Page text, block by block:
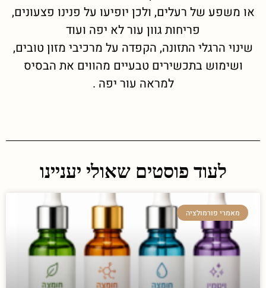
או משפע של רעלים, ולכן יופיעו על פנינו פצעונים,
פריחות גוון עור לא יפה ועוד
שינוי הרגלי התזונה, הקפדה על מרכיבי מזון טובים,
ושימוש בתכשירים טבעיים מהווים את הבסיס
למראה עור יפה .
לעוד פוסטים שאולי יעניינו
מאמרי פורמולציה